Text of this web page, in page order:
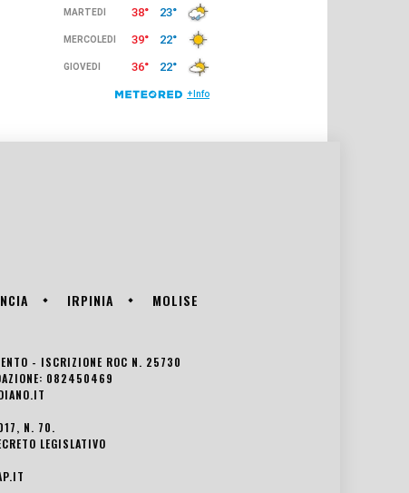
IRPINIA MOLISE
- ISCRIZIONE ROC N. 25730
082450469
N. 70.
LEGISLATIVO